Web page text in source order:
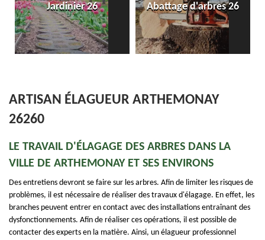
Jardinier 26 Abattage d'arbres 26
ARTISAN ÉLAGUEUR ARTHEMONAY
26260
LE TRAVAIL D'ÉLAGAGE DES ARBRES DANS LA
VILLE DE ARTHEMONAY ET SES ENVIRONS
Des entretiens devront se faire sur les arbres. Afin de limiter les risques de
problèmes, il est nécessaire de réaliser des travaux d'élagage. En effet, les
branches peuvent entrer en contact avec des installations entraînant des
dysfonctionnements. Afin de réaliser ces opérations, il est possible de
contacter des experts en la matière. Ainsi, un élagueur professionnel